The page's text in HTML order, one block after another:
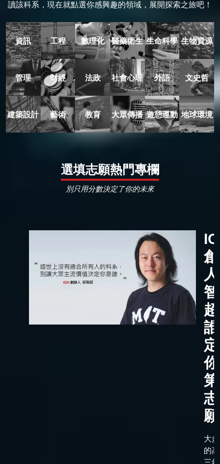
讀該科系，現在就點選你感興趣的領域，展開探索之旅吧！
資訊 工程 數理化 醫藥衛生 生命科學 生物資源
管理 財經 法政 社會心理 外語 文史哲
建築設計 藝術 教育 大眾傳播 遊憩運動 地球環境
選填志願熱門專欄
別只用分數決定了你的未來
智
志
大
的
三